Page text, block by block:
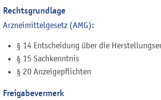
Rechtsgrundlage
Arzneimittelgesetz (AMG):
§ 14 Entscheidung über die
§ 15 Sachkenntnis
§ 20 Anzeigepflichten
Freigabevermerk